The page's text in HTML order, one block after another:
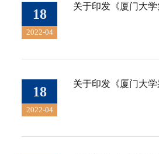
18
2022-04
关于印发《厦门大
18
2022-04
关于印发《厦门大